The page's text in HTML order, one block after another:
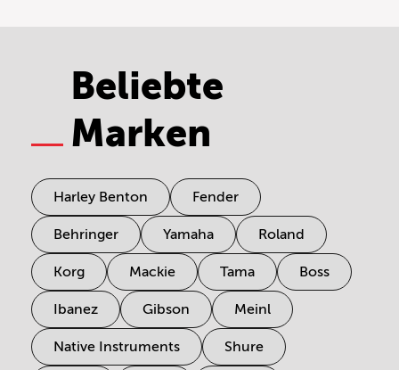
Beliebte
Marken
Harley Benton Fender
Behringer Yamaha Roland
Korg Mackie Tama Boss
Ibanez Gibson Meinl
Native Instruments Shure